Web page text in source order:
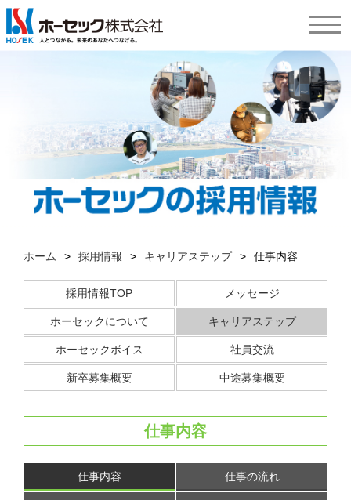
ホーム > 採用情報 > キャリアステップ > 仕事内容
採用情報TOP メッセージ
ホーセックについて キャリアステップ
ホーセックボイス 社員交流
新卒募集概要 中途募集概要
仕事内容
仕事内容 仕事の流れ